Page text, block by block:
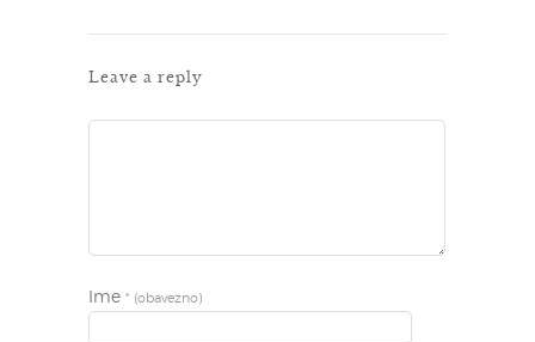
Leave a reply
Ime * (obavezno)